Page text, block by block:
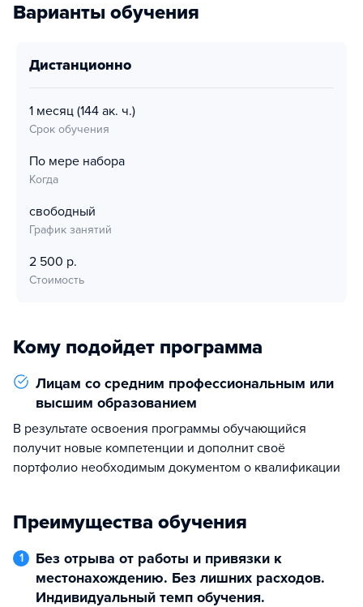
Варианты обучения
дистанционно
1 месяц (144 ак. ч.)
Срок обучения
По мере набора
Когда
свободный
График занятий
2 500 р.
Стоимость
Кому подойдет программа
Лицам со средним профессиональным или
высшим образованием
В результате освоения программы обучающийся
получит новые компетенции и дополнит своё
портфолио необходимым документом о квалификации
Преимущества обучения
1
Без отрыва от работы и привязки к
местонахождению. Без лишних расходов.
Индивидуальный темп обучения.